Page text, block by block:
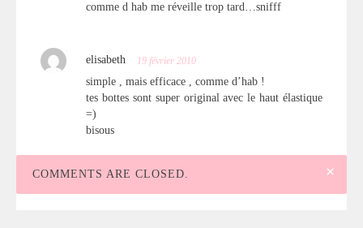
comme d hab me réveille trop tard…snifff
elisabeth 19 février 2010
simple , mais efficace , comme d’hab !
tes bottes sont super original avec le haut élastique
=)
bisous
×
COMMENTS ARE CLOSED.